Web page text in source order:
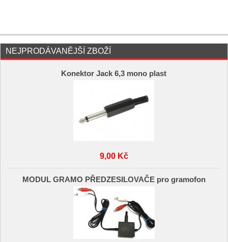
NEJPRODÁVANĚJŠÍ ZBOŽÍ
Konektor Jack 6,3 mono plast
9,00 Kč
MODUL GRAMO PŘEDZESILOVAČE pro gramofon